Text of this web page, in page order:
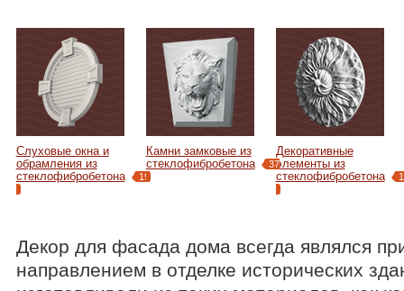
Слуховые окна и
обрамления из
стеклофибробетона
19
Камни замковые из
стеклофибробетона
37
Декоративные
элементы из
стеклофибробетона
Декор для фасада дома всегда являлся
направлением в отделке исторических